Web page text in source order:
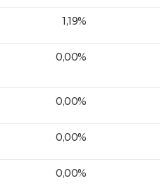
1,19%
0,00%
0,00%
0,00%
0,00%